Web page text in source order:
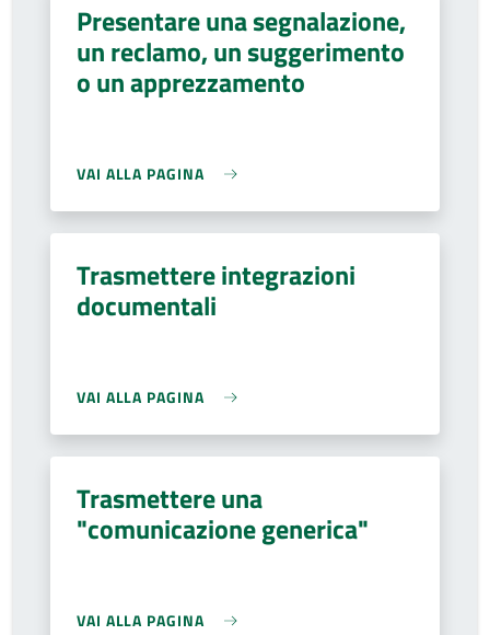
Presentare una segnalazione,
un reclamo, un suggerimento
o un apprezzamento
VAI ALLA PAGINA
Trasmettere integrazioni
documentali
VAI ALLA PAGINA
Trasmettere una
"comunicazione generica"
VAI ALLA PAGINA